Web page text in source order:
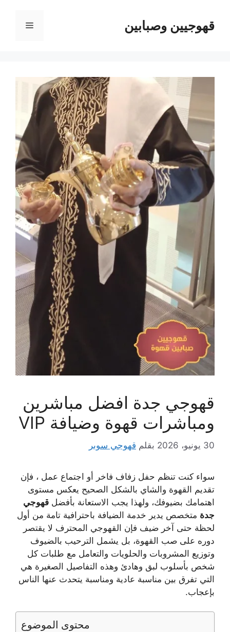
المحتوىقهوجيين وصبابين القائمة
قهوجي جدة افضل مباشرين
ومباشرات قهوة وضيافة VIP
30 يونيو، 2026 بقلم قهوجي سوبر
سواء كنت تنظم حفل زفاف فاخر أو اجتماع عمل ، فإن
تقديم القهوة والشاي بالشكل الصحيح يعكس مستوى
اهتمامك بضيوفك، ولهذا يجب الاستعانة بأفضل قهوجي
جدة متخصص يدير خدمة الضيافة باحترافية تامة من أول
لحظة حتى آخر ضيف فإن القهوجي المحترف لا يقتصر
دوره على صب القهوة، بل يشمل الترحيب بالضيوف
وتوزيع المشروبات والحلويات والتعامل مع طلبات كل
شخص بأسلوب لبق وهادئ وهذه التفاصيل الصغيرة هي
التي تفرق بين مناسبة عادية ومناسبة يتحدث عنها الناس
بإعجاب.
محتوى الموضوع